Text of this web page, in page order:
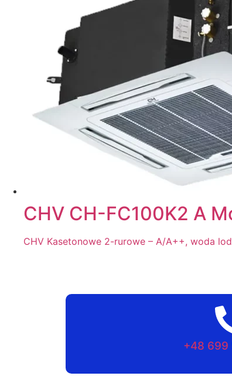
CHV CH-FC100K2 A
CHV Kasetonowe 2-rurowe – A/A++, woda
+48 699